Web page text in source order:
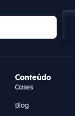
Conteúdo
Cases
Blog